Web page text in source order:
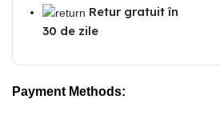
Retur gratuit în
30 de zile
Payment Methods: